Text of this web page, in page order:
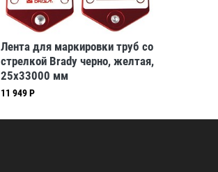
Лента для маркировки труб со
стрелкой Brady черно, желтая,
25x33000 мм
11 949 Р